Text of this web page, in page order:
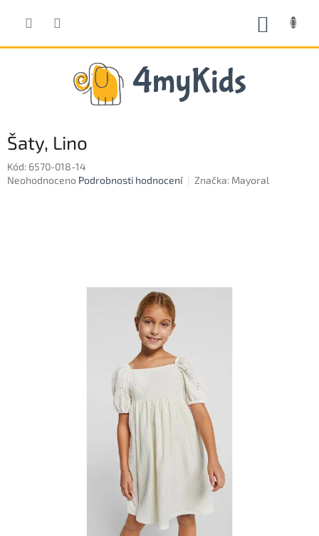
Šaty, Lino
Kód: 6570-018-14
Průměrné
Neohodnoceno Podrobnosti hodnocení Značka: Mayoral